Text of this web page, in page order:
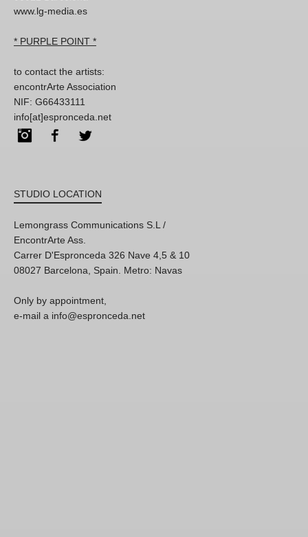
www.lg-media.es
* PURPLE POINT *
to contact the artists:
encontrArte Association
NIF: G66433111
info[at]espronceda.net
InstagramFacebook
STUDIO LOCATION
Lemongrass Communications S.L /
EncontrArte Ass.
Carrer D'Espronceda 326 Nave 4,5 & 10
08027 Barcelona, Spain. Metro: Navas
Only by appointment,
e-mail a info@espronceda.net